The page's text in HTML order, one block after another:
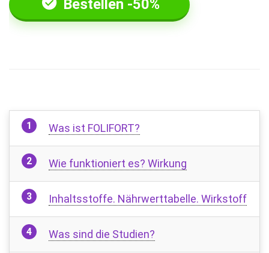
Bestellen -50%
Was ist FOLIFORT?
Wie funktioniert es? Wirkung
Inhaltsstoffe. Nährwerttabelle. Wirkstoff
Was sind die Studien?